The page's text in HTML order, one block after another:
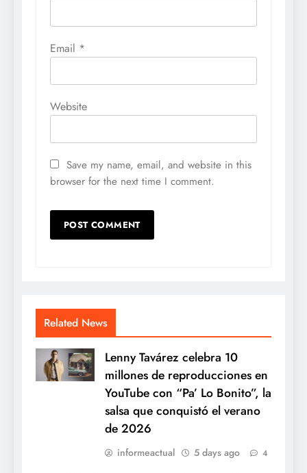
Email *
Website
Save my name, email, and website in this
browser for the next time I comment.
Related News
Lenny Tavárez celebra 10
millones de reproducciones en
YouTube con “Pa’ Lo Bonito”, la
salsa que conquistó el verano
de 2026
informeactual 5 days ago 4